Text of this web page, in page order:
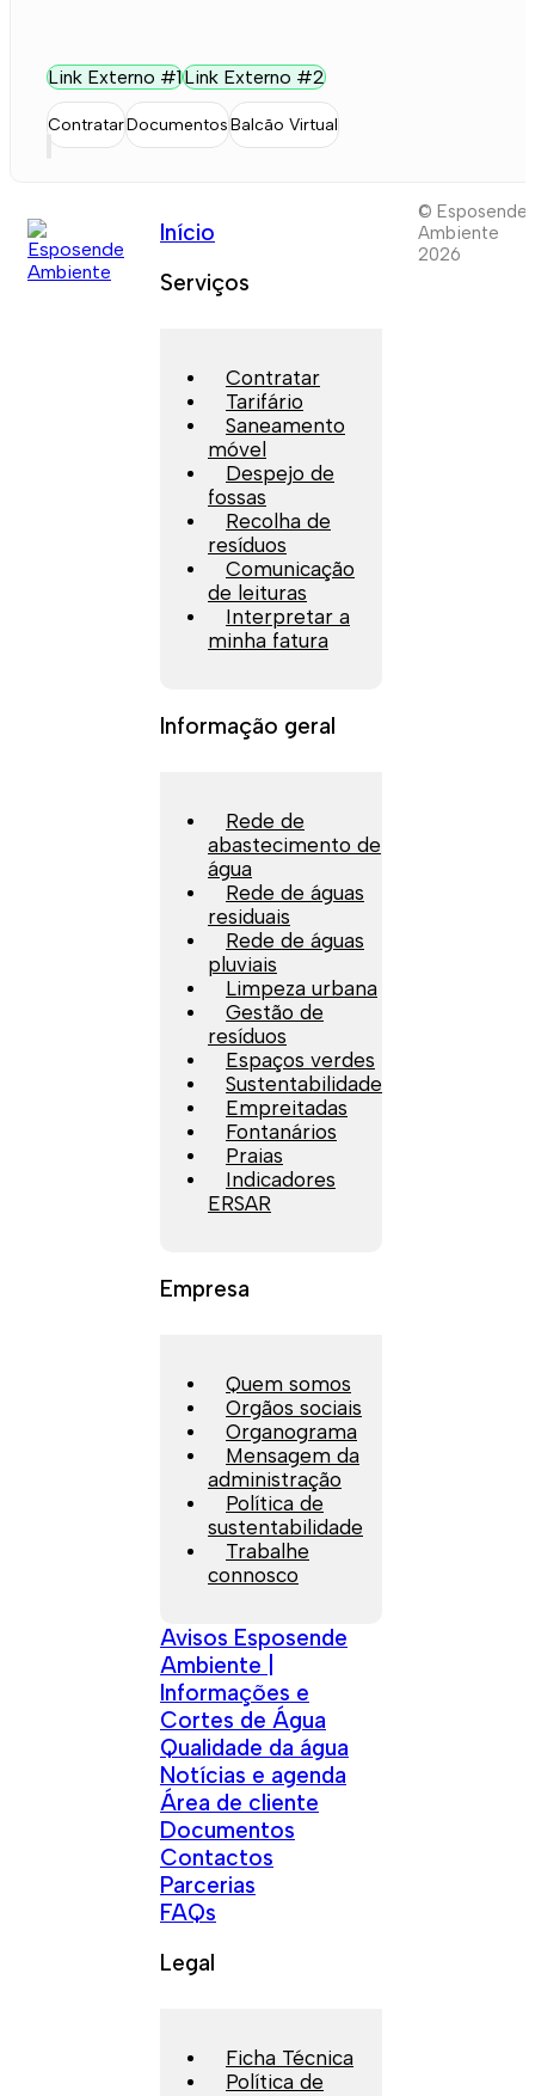
Link Externo #1Link Externo #2
ContratarDocumentosBalcão Virtual
Início
Serviços
Contratar
Tarifário
Saneamento
móvel
Despejo de
fossas
Recolha de
resíduos
Comunicação
de leituras
Interpretar a
minha fatura
Informação geral
Rede de
abastecimento de
água
Rede de águas
residuais
Rede de águas
pluviais
Limpeza urbana
Gestão de
resíduos
Espaços verdes
Sustentabilidade
Empreitadas
Fontanários
Praias
Indicadores
ERSAR
Empresa
Quem somos
Orgãos sociais
Organograma
Mensagem da
administração
Política de
sustentabilidade
Trabalhe
connosco
Avisos Esposende
Ambiente |
Informações e
Cortes de Água
Qualidade da água
Notícias e agenda
Área de cliente
Documentos
Contactos
Parcerias
FAQs
Legal
Ficha Técnica
Política de
© Esposende
Ambiente
2026